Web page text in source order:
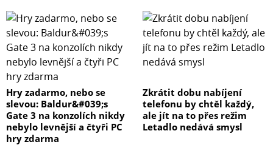
Hry zadarmo, nebo se
slevou: Baldur&#039;s
Gate 3 na konzolích nikdy
nebylo levnější a čtyři PC
hry zdarma
Zkrátit dobu nabíjení
telefonu by chtěl každý,
ale jít na to přes režim
Letadlo nedává smysl